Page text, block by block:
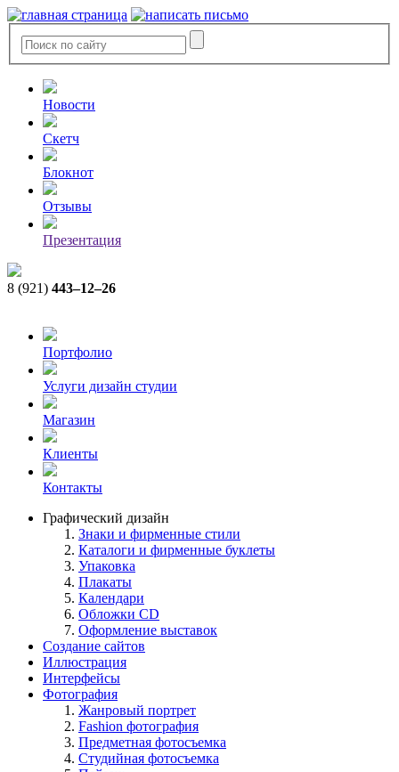
Новости
Скетч
Блокнот
Отзывы
Презентация
8 (921) 443–12–26
Портфолио
Услуги дизайн студии
Магазин
Клиенты
Контакты
Графический дизайн
Знаки и фирменные стили
Каталоги и фирменные буклеты
Упаковка
Плакаты
Календари
Обложки CD
Оформление выставок
Создание сайтов
Иллюстрация
Интерфейсы
Фотография
Жанровый портрет
Fashion фотография
Предметная фотосъемка
Студийная фотосъемка